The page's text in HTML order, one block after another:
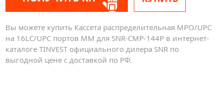
Вы можете купить Кассета распределительная MPO/UPC
на 16LC/UPC портов MM для SNR-CMP-144P в интернет-
каталоге TINVEST официального дилера SNR по
выгодной цене с доставкой по РФ.